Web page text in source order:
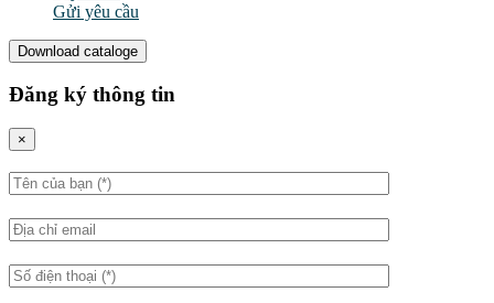
Gửi yêu cầu
Download cataloge
Đăng ký thông tin
×